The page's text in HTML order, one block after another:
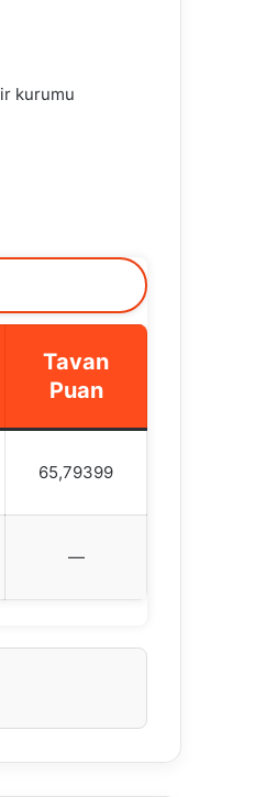
kurumu
Tavan
Puan
65,79399
—